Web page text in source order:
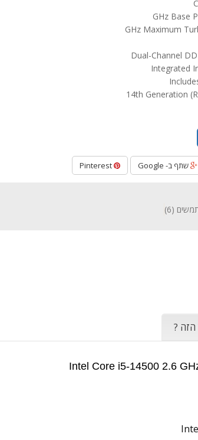
Dual-Channel
Integrated
14th Generation
שתף ב- Google Pinterest
(
6
)
הזה ?